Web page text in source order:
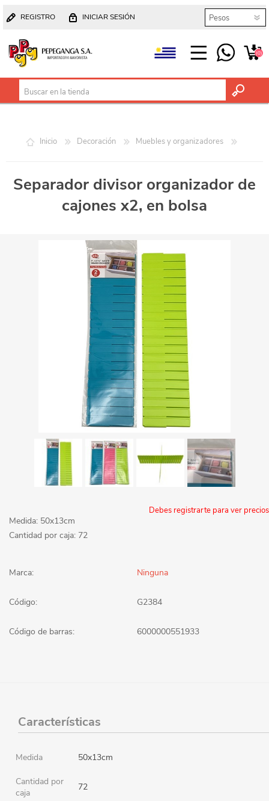
REGISTRO INICIAR SESIÓN
(0)
Inicio Decoración Muebles y organizadores
Separador divisor organizador de
cajones x2, en bolsa
Debes registrarte para ver precios
Medida: 50x13cm
Cantidad por caja: 72
Marca: Ninguna
Código: G2384
Código de barras: 6000000551933
Características
Medida 50x13cm
Cantidad por
caja
72